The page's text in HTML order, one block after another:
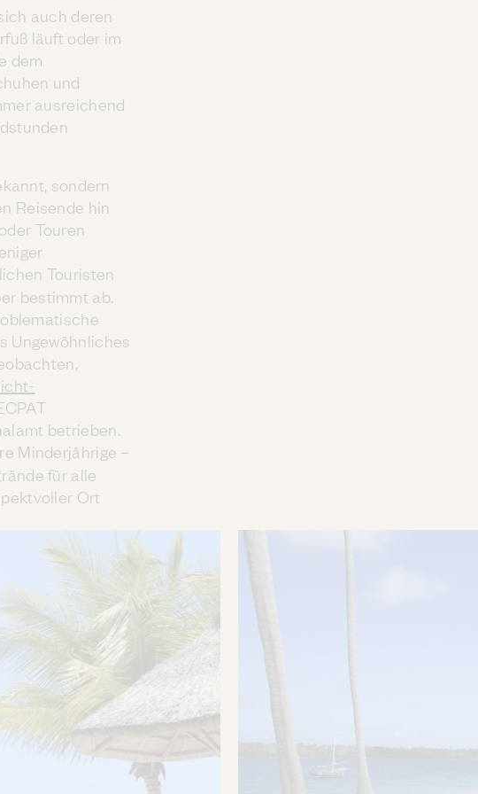
auch deren
läuft oder im
dem
und
ausreichend
sondern
Reisende hin
Touren
Touristen
bestimmt ab.
Ungewöhnliches
betrieben.
Minderjährige –
für alle
Ort